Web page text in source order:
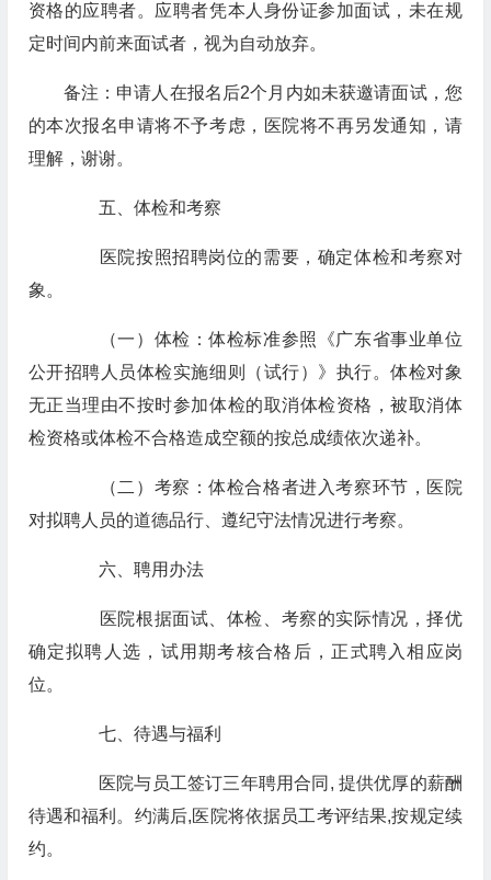
资格的应聘者。应聘者凭本人身份证参加面试，未在规
定时间内前来面试者，视为自动放弃。
备注：申请人在报名后2个月内如未获邀请面试，您
的本次报名申请将不予考虑，医院将不再另发通知，请
理解，谢谢。
五、体检和考察
医院按照招聘岗位的需要，确定体检和考察对
象。
（一）体检：体检标准参照《广东省事业单位
公开招聘人员体检实施细则（试行）》执行。体检对象
无正当理由不按时参加体检的取消体检资格，被取消体
检资格或体检不合格造成空额的按总成绩依次递补。
（二）考察：体检合格者进入考察环节，医院
对拟聘人员的道德品行、遵纪守法情况进行考察。
六、聘用办法
医院根据面试、体检、考察的实际情况，择优
确定拟聘人选，试用期考核合格后，正式聘入相应岗
位。
七、待遇与福利
医院与员工签订三年聘用合同, 提供优厚的薪酬
待遇和福利。约满后,医院将依据员工考评结果,按规定续
约。